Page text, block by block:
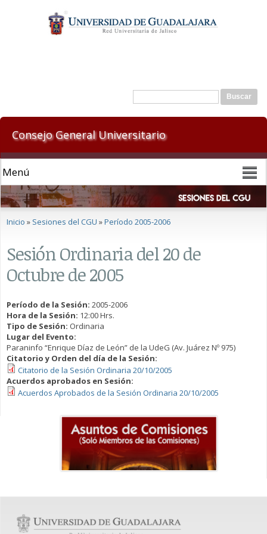
contenido
principal
Formulario de búsqueda
Buscar
Consejo General Universitario
Se encuentra usted aquí
Inicio » Sesiones del CGU »Período 2005-2006
Sesión Ordinaria del 20 de
Octubre de 2005
Período de la Sesión: 2005-2006
Hora de la Sesión: 12:00 Hrs.
Tipo de Sesión: Ordinaria
Lugar del Evento:
Paraninfo “Enrique Díaz de León” de la UdeG (Av. Juárez Nº 975)
Citatorio y Orden del día de la Sesión:
Citatorio de la Sesión Ordinaria 20/10/2005
Acuerdos aprobados en Sesión:
Acuerdos Aprobados de la Sesión Ordinaria 20/10/2005